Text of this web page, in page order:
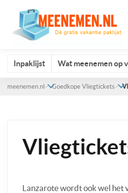
Inpaklijst Wat meenemen op
meenemen.nl Goedkope Vliegtickets
Lanzarote wordt ook wel het